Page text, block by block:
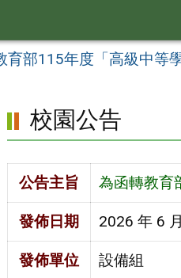
育部115年度「高級中等
校園公告
公告主旨 為函轉教育
發佈日期 2026 年 6
發佈單位 設備組